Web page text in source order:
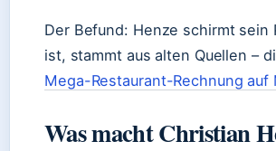
Der Befund: Henze schirmt sein
ist, stammt aus alten Quellen –
Mega-Restaurant-Rechnung
Was macht Christian